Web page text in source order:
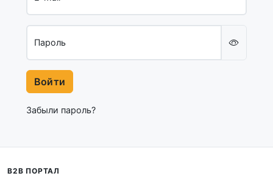
Пароль
Войти
Забыли пароль?
B2B ПОРТАЛ